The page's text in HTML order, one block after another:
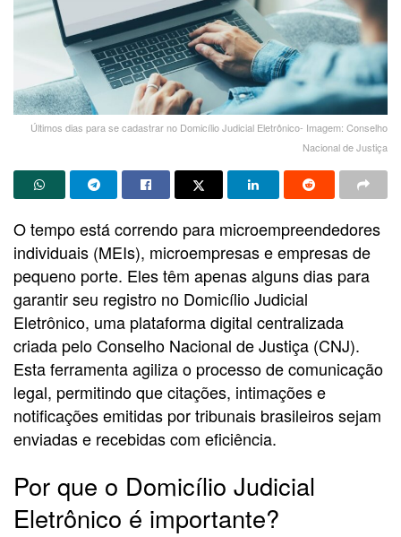
Últimos dias para se cadastrar no Domicílio Judicial Eletrônico- Imagem: Conselho
Nacional de Justiça
O tempo está correndo para microempreendedores
individuais (MEIs), microempresas e empresas de
pequeno porte. Eles têm apenas alguns dias para
garantir seu registro no Domicílio Judicial
Eletrônico, uma plataforma digital centralizada
criada pelo Conselho Nacional de Justiça (CNJ).
Esta ferramenta agiliza o processo de comunicação
legal, permitindo que citações, intimações e
notificações emitidas por tribunais brasileiros sejam
enviadas e recebidas com eficiência.
Por que o Domicílio Judicial
Eletrônico é importante?